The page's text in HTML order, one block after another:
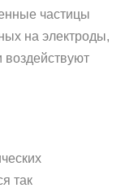
частицы
на электроды,
воздействуют
так